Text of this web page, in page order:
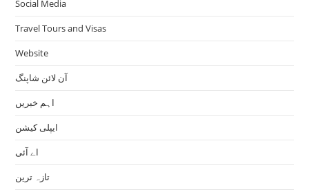
Social Media
Travel Tours and Visas
Website
آن لائن شاپنگ
اہم خبریں
ایپلی کیشن
اے آئی
تازہ ترین